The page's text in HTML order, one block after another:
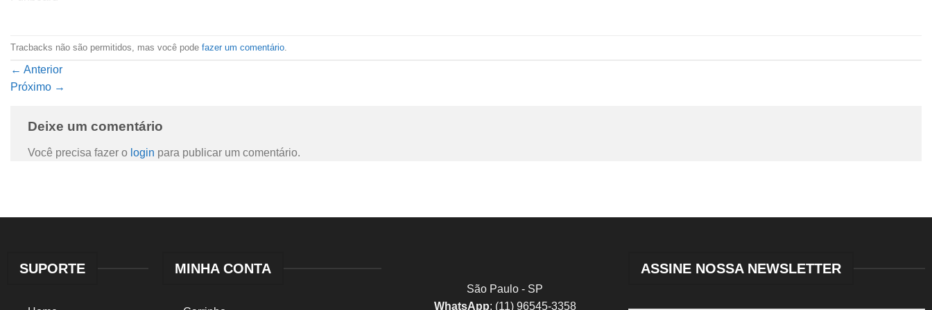
Tracbacks não são permitidos, mas você pode fazer um comentário
← Anterior
Próximo →
Deixe um comentário
Você precisa fazer o login para publicar um comentário.
SUPORTE MINHA CONTA
São Paulo - SP
WhatsApp: (11) 96545-3358
ASSINE NOSSA NEWSLETTER